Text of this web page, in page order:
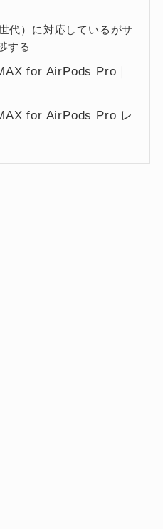
代）に対応しているがサ
する
for AirPods Pro｜
for AirPods Pro レ